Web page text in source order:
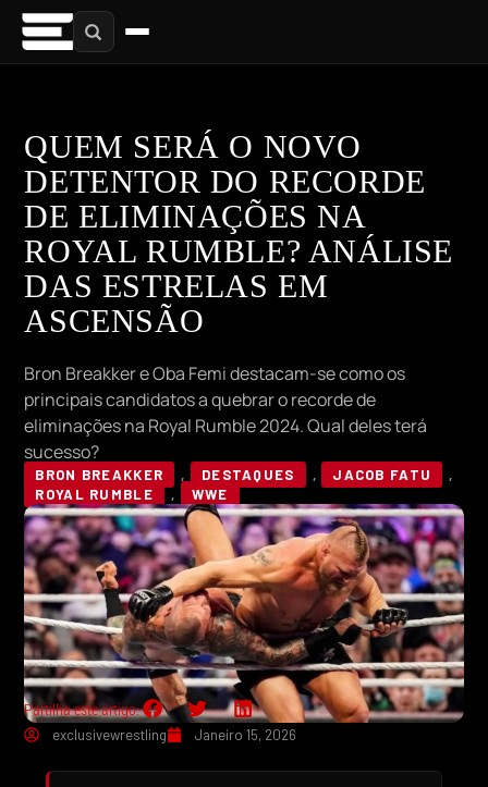
QUEM SERÁ O NOVO
DETENTOR DO RECORDE
DE ELIMINAÇÕES NA
ROYAL RUMBLE? ANÁLISE
DAS ESTRELAS EM
ASCENSÃO
Bron Breakker e Oba Femi destacam-se como os
principais candidatos a quebrar o recorde de
eliminações na Royal Rumble 2024. Qual deles terá
sucesso?
BRON BREAKKER , DESTAQUES , JACOB FATU
,
ROYAL RUMBLE
, WWE
Partilha este artigo:
exclusivewrestling
Janeiro 15, 2026